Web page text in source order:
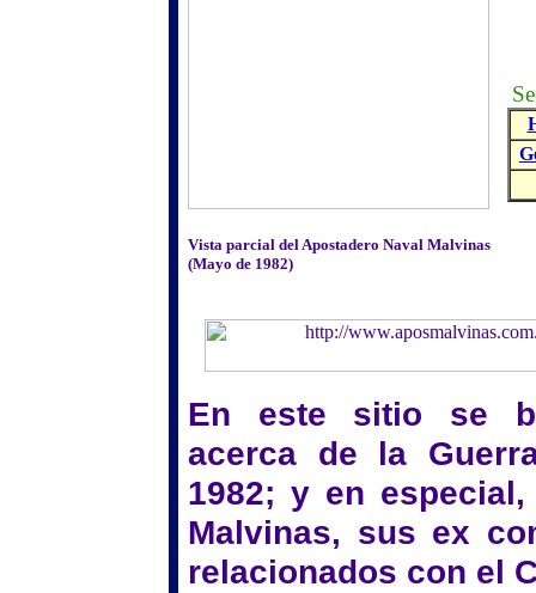
Vista parcial del Apostadero Naval Malvinas
(Mayo de 1982)
En este sitio se
acerca de la
1982; y en
Malvinas, sus ex
relacionados con el